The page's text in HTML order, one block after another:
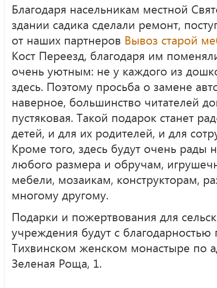
Благодаря насельникам местной
здании садика сделали ремонт,
от наших партнеров Вывоз старой
Кост Переезд, благодаря им
очень уютным: не у каждого из
здесь. Поэтому просьба о замене
наверное, большинство читателей
пустяковая. Такой подарок станет
детей, и для их родителей, и для
Кроме того, здесь будут очень
любого размера и обручам,
мебели, мозаикам, конструкторам,
многому другому.
Подарки и пожертвования для
учреждения будут с
Тихвинском женском монастыре по
Зеленая Роща, 1.